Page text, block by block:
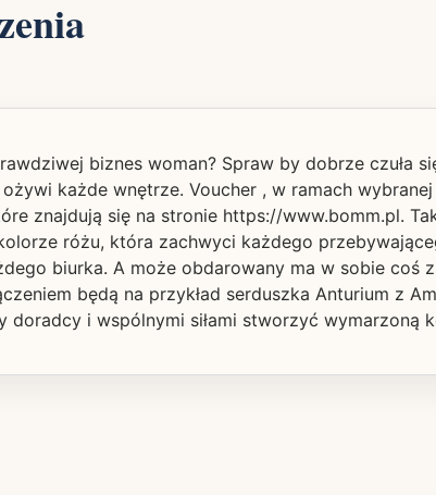
biznes woman? Spraw by dobrze
każde wnętrze. Voucher , w ramach
znajdują się na stronie https://www.bomm.pl.
różu, która zachwyci każdego
biurka. A może obdarowany ma w sobie
będą na przykład serduszka Anturium z
doradcy i wspólnymi siłami stworzyć wymarzoną